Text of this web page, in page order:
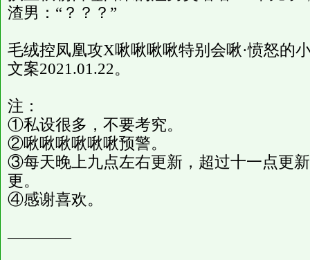
渣男：“？？？”
毛绒控凤凰攻X啾啾啾啾特别会啾·愤怒的
文案2021.01.22。
注：
①私设很多，不要考究。
②啾啾啾啾啾啾预警。
③每天晚上九点左右更新，超过十一点更
更。
④感谢喜欢。
————